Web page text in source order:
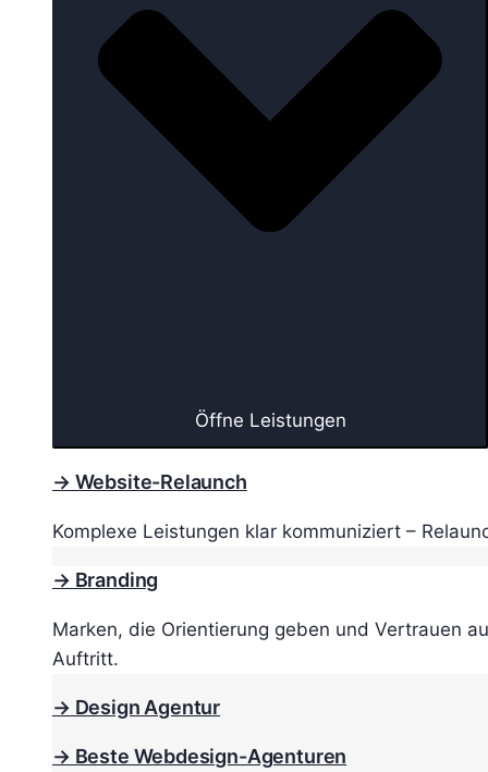
Öffne Leistungen
→ Website-Relaunch
Komplexe Leistungen klar kommuniziert –
→ Branding
Marken, die Orientierung geben und Vertrauen
Auftritt.
→ Design Agentur
→ Beste Webdesign-Agenturen